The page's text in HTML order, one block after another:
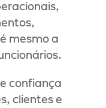
mesmo a
confiança
clientes e